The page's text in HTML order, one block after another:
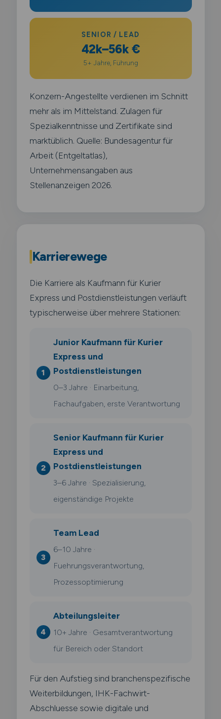
SENIOR / LEAD
42k–56k €
5+ Jahre, Führung
Konzern-Angestellte verdienen im Schnitt
mehr als im Mittelstand. Zulagen für
Spezialkenntnisse und Zertifikate sind
marktüblich. Quelle: Bundesagentur für
Arbeit (Entgeltatlas),
Unternehmensangaben aus
Stellenanzeigen 2026.
Karrierewege
Die Karriere als Kaufmann für Kurier
Express und Postdienstleistungen verläuft
typischerweise über mehrere Stationen:
Junior Kaufmann für Kurier
Express und
Postdienstleistungen
0–3 Jahre · Einarbeitung,
Fachaufgaben, erste Verantwortung
Senior Kaufmann für Kurier
Express und
Postdienstleistungen
3–6 Jahre · Spezialisierung,
eigenständige Projekte
Team Lead
6–10 Jahre ·
Fuehrungsverantwortung,
Prozessoptimierung
Abteilungsleiter
10+ Jahre · Gesamtverantwortung
für Bereich oder Standort
Für den Aufstieg sind branchenspezifische
Weiterbildungen, IHK-Fachwirt-
Abschluesse sowie digitale und